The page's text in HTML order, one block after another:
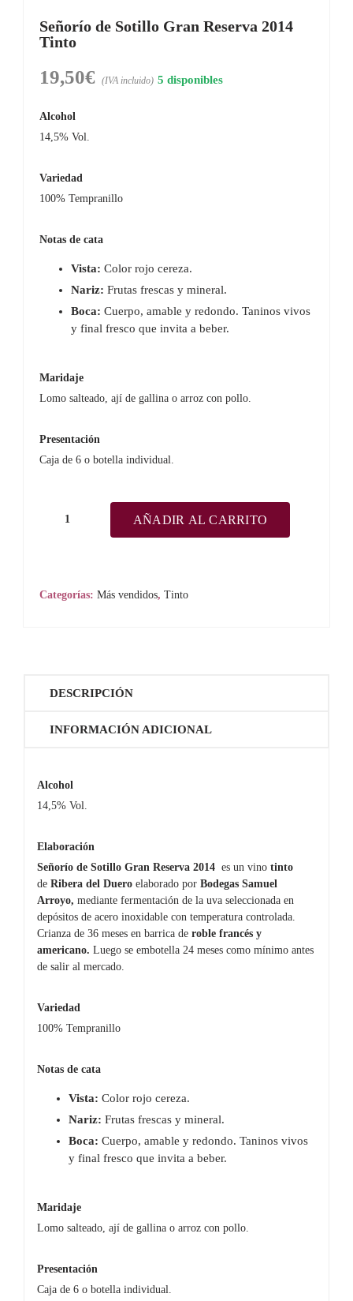
Señorío de Sotillo Gran Reserva 2014
Tinto
19,50€ (IVA incluido) 5 disponibles
Alcohol
14,5% Vol.
Variedad
100% Tempranillo
Notas de cata
Vista: Color rojo cereza.
Nariz: Frutas frescas y mineral.
Boca: Cuerpo, amable y redondo. Taninos vivos
y final fresco que invita a beber.
Maridaje
Lomo salteado, ají de gallina o arroz con pollo.
Presentación
Caja de 6 o botella individual.
Señorío
Reserva
AÑADIR AL CARRITO
Categorías: Más vendidos, Tinto
DESCRIPCIÓN
INFORMACIÓN ADICIONAL
Alcohol
14,5% Vol.
Elaboración
Señorío de Sotillo Gran Reserva 2014 es un vinotinto
de Ribera del Duero elaborado por Bodegas Samuel
Arroyo, mediante fermentación de la uva seleccionada en
depósitos de acero inoxidable con temperatura controlada.
Crianza de 36 meses en barrica de roble francés y
americano. Luego se embotella 24 meses como mínimo antes
de salir al mercado.
Variedad
100% Tempranillo
Notas de cata
Vista: Color rojo cereza.
Nariz: Frutas frescas y mineral.
Boca: Cuerpo, amable y redondo. Taninos vivos
y final fresco que invita a beber.
Maridaje
Lomo salteado, ají de gallina o arroz con pollo.
Presentación
Caja de 6 o botella individual.